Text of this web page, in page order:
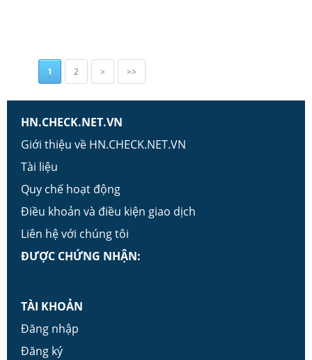
1 2 > >>
HN.CHECK.NET.VN
Giới thiệu về HN.CHECK.NET.VN
Tài liệu
Quy chế hoạt động
Điều khoản và điều kiện giao dịch
Liên hệ với chúng tôi
ĐƯỢC CHỨNG NHẬN:
TÀI KHOẢN
Đăng nhập
Đăng ký